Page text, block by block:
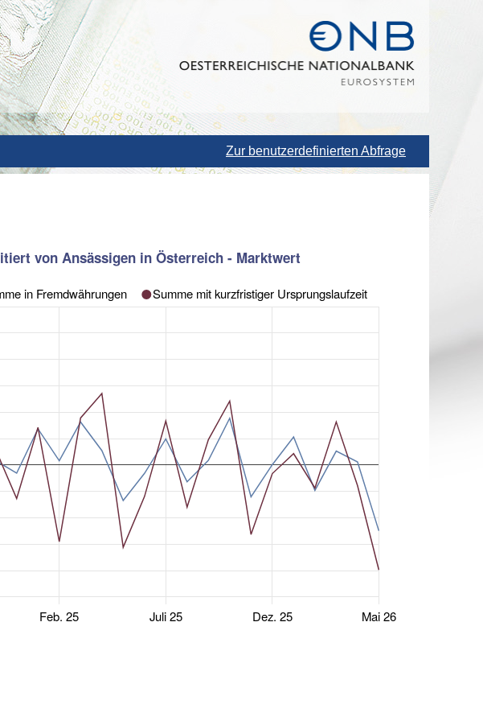
Zur benutzerdefinierten Abfrage
von Ansässigen in Österreich - Marktwert
Feb. 25 Juli 25 Dez. 25 Mai 26
in Fremdwährungen Summe mit kurzfristiger Ursprungslaufzeit